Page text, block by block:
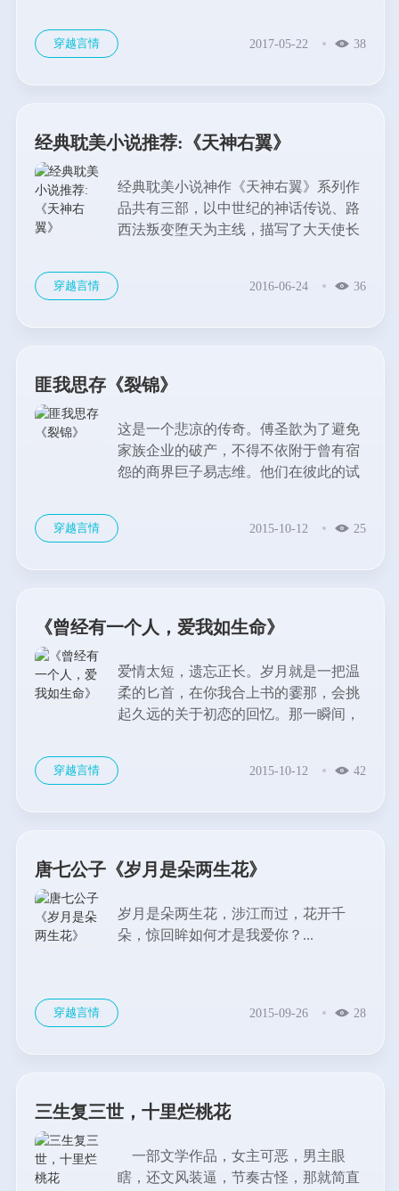
为后。茶道天才女官钟唯唯入官场，进
恻，而女主人公则体现了顽强不屈的精
穿越言情 2017-05-22 38
经典耽美小说推荐:《天神右翼》
经典耽美小说神作《天神右翼》系列作
品共有三部，以中世纪的神话传说、路
西法叛变堕天为主线，描写了大天使长
角色的故事。其历史背景庞大，写作恢
穿越言情 2016-06-24 36
匪我思存《裂锦》
这是一个悲凉的传奇。傅圣歆为了避免
家族企业的破产，不得不依附于曾有宿
怨的商界巨子易志维。他们在彼此的试
穿越言情 2015-10-12 25
《曾经有一个人，爱我如生命》
爱情太短，遗忘正长。岁月就是一把温
柔的匕首，在你我合上书的霎那，会挑
起久远的关于初恋的回忆。那一瞬间，
穿越言情 2015-10-12 42
唐七公子《岁月是朵两生花》
岁月是朵两生花，涉江而过，花开千
朵，惊回眸如何才是我爱你？...
穿越言情 2015-09-26 28
三生复三世，十里烂桃花
一部文学作品，女主可恶，男主眼
瞎，还文风装逼，节奏古怪，那就简直